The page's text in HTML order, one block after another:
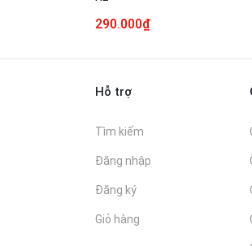
290.000₫
Hỗ trợ
Tìm kiếm
Đăng nhập
Đăng ký
Giỏ hàng